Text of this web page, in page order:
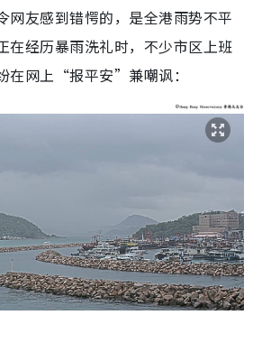
网友感到错愕的，是全港雨势不平
在经历暴雨洗礼时，不少市区上班
在网上“报平安”兼嘲讽：